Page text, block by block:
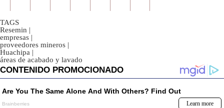
TAGS
Resemin |
empresas |
proveedores mineros |
Huachipa |
áreas de acabado y lavado